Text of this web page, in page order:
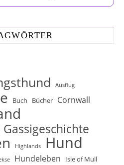
Ausflug
Buch Bücher Cornwall
Gassigeschichte
Highlands Hund
Hundeleben Isle of Mull